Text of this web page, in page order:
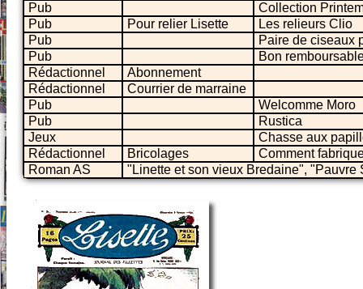
Pub
Collection
Pub
Pour relier Lisette
Les relieurs Clio
Pub
Paire de ciseaux
Pub
Bon
Rédactionnel
Abonnement
Rédactionnel
Courrier de marraine
Pub
Welcomme Moro
Pub
Rustica
Jeux
Chasse aux
Rédactionnel
Bricolages
Comment
Roman AS
"Linette et son vieux Bredaine", "Pauvre